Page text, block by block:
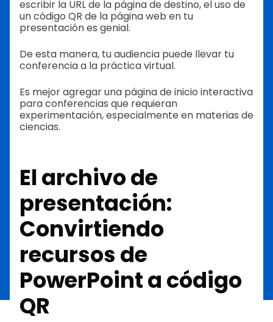
escribir la URL de la página de destino, el uso de
un código QR de la página web en tu
presentación es genial.
De esta manera, tu audiencia puede llevar tu
conferencia a la práctica virtual.
Es mejor agregar una página de inicio interactiva
para conferencias que requieran
experimentación, especialmente en materias de
ciencias.
El archivo de
presentación:
Convirtiendo
recursos de
PowerPoint a código
QR